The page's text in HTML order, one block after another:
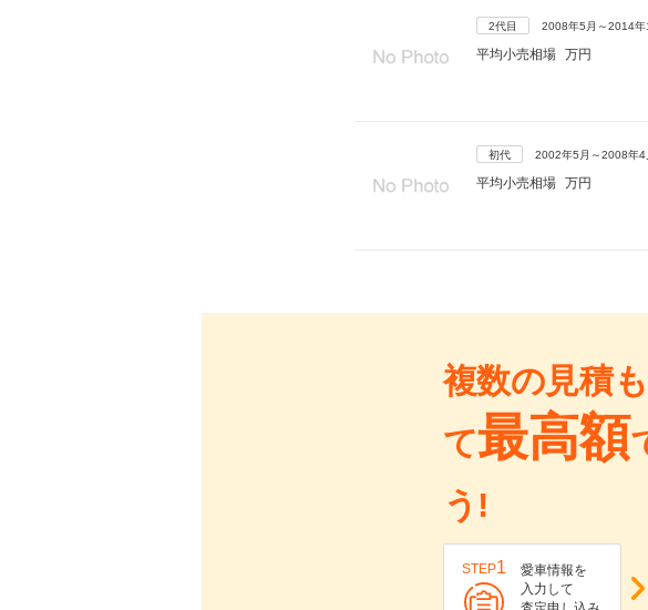
2代目 2008年5月～2014年
平均小売相場 万円
初代 2002年5月～2008年4
平均小売相場 万円
複数の見積
て最高額
う!
STEP1
愛車情報を
入力して